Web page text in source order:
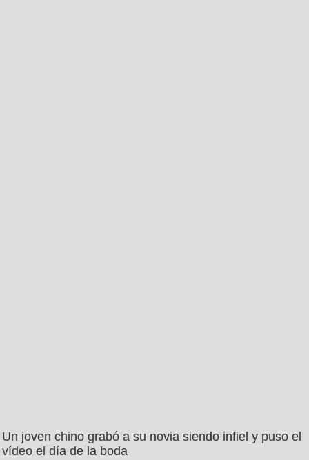
Un joven chino grabó a su novia siendo infiel y puso el
vídeo el día de la boda